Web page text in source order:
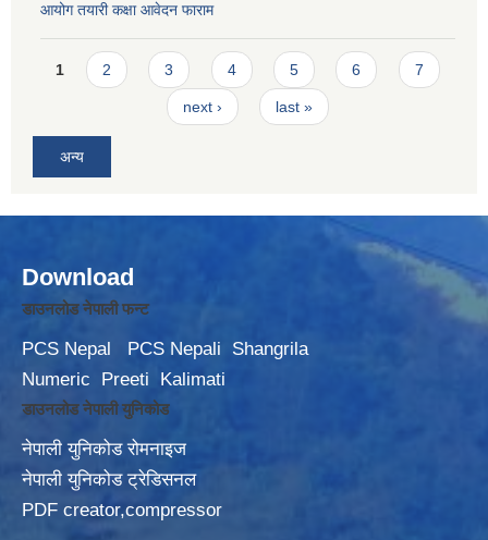
आयोग तयारी कक्षा आवेदन फाराम
Pages
1 2 3 4 5 6 7
next › last »
अन्य
Download
डाउनलोड नेपाली फन्ट
PCS Nepal PCS Nepali
Shangrila
Numeric
Preeti Kalimati
डाउनलोड नेपाली युनिकोड
नेपाली युनिकोड रोमनाइज
नेपाली युनिकोड ट्रेडिसनल
PDF creator,compressor